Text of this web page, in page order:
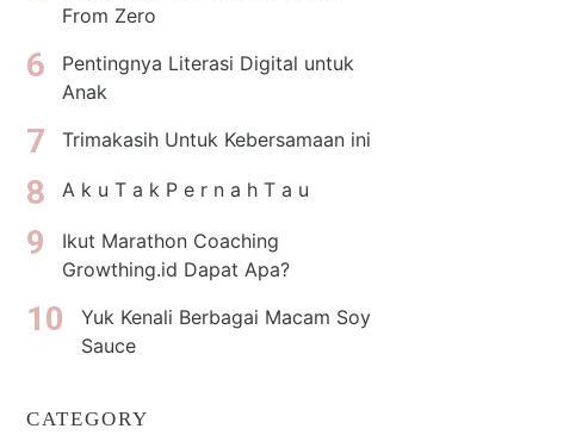
From Zero
Pentingnya Literasi Digital untuk
Anak
Trimakasih Untuk Kebersamaan ini
A k u T a k P e r n a h T a u
Ikut Marathon Coaching
Growthing.id Dapat Apa?
Yuk Kenali Berbagai Macam Soy
Sauce
CATEGORY